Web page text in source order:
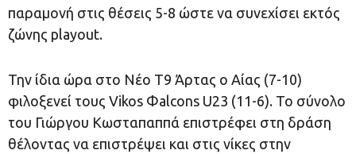
παραμονή στις θέσεις 5-8 ώστε να συνεχίσει εκτός
ζώνης playout.
Την ίδια ώρα στο Νέο Τ9 Άρτας ο Αίας (7-10)
φιλοξενεί τους Vikos Φalcons U23 (11-6). Το σύνολο
του Γιώργου Κωσταπαππά επιστρέφει στη δράση
θέλοντας να επιστρέψει και στις νίκες στην